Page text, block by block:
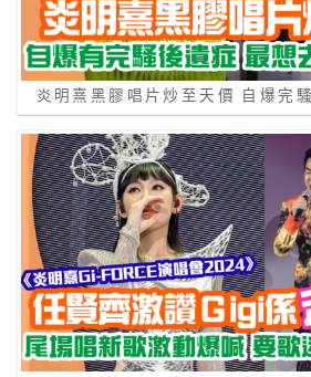
炎明熹黑膠唱片炒至天價 自爆完